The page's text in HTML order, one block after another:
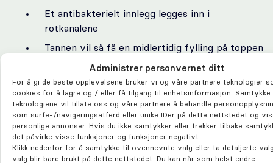
Administrer personvernet ditt
For å gi de beste opplevelsene bruker vi og våre partnere teknologier
cookies for å lagre og / eller få tilgang til enhetsinformasjon. Samtykke
teknologiene vil tillate oss og våre partnere å behandle
som surfe-/navigeringsatferd eller unike IDer på dette nettstedet og
personlige annonser. Hvis du ikke samtykker eller trekker tilbake
det påvirke visse funksjoner og funksjoner negativt.
Klikk nedenfor for å samtykke til ovennevnte valg eller ta detaljerte
valg blir bare brukt på dette nettstedet. Du kan når som helst endre
Et antibakterielt innlegg legges inn i
rotkanalene
Tannen vil så få en midlertidig fylling på toppen
Etter første besøk er det viktig at du ikke tygger /
spiser harde og seige ting med tannen som er rotfylt
og har en midlertidig fylling. Det er på dette
tidspunktet en risiko for at den kan knekke.